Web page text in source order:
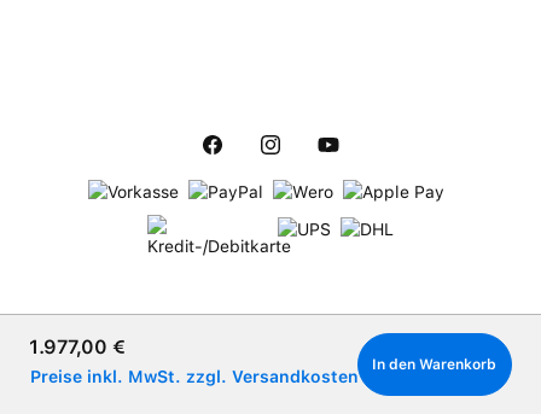
Verkaufspreis:
1.977,00 €
Preise inkl. MwSt. zzgl. Versandkosten
In den Warenkorb